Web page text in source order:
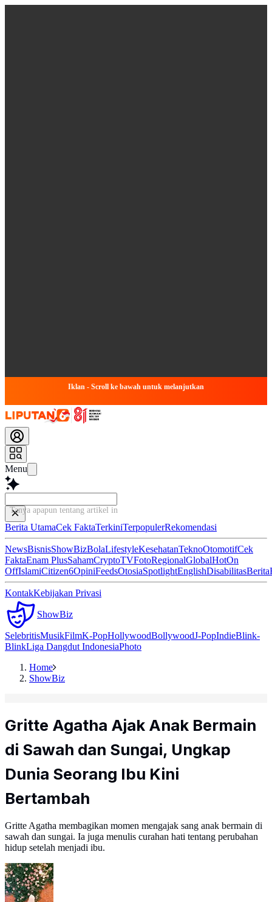
Iklan - Scroll ke bawah untuk melanjutkan
Menu
Tanya apapun tentang artikel ini..
Berita UtamaCek FaktaTerkiniTerpopulerRekomendasi
NewsBisnisShowBizBolaLifestyleKesehatanTeknoOtomotifCek
FaktaEnam PlusSahamCryptoTVFotoRegionalGlobalHotOn
OffIslamiCitizen6OpiniFeedsOtosiaSpotlightEnglishDisabilitasBerita
KontakKebijakan Privasi
ShowBiz
SelebritisMusikFilmK-PopHollywoodBollywoodJ-PopIndieBlink-
BlinkLiga Dangdut IndonesiaPhoto
Home
ShowBiz
Gritte Agatha Ajak Anak Bermain
di Sawah dan Sungai, Ungkap
Dunia Seorang Ibu Kini
Bertambah
Gritte Agatha membagikan momen mengajak sang anak bermain di
sawah dan sungai. Ia juga menulis curahan hati tentang perubahan
hidup setelah menjadi ibu.